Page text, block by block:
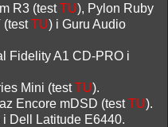
R3 (testTU), Pylon Ruby
(testTU) i Guru Audio
Fidelity A1 CD-PRO i
Mini (testTU).
Encore mDSD (testTU).
Dell Latitude E6440.